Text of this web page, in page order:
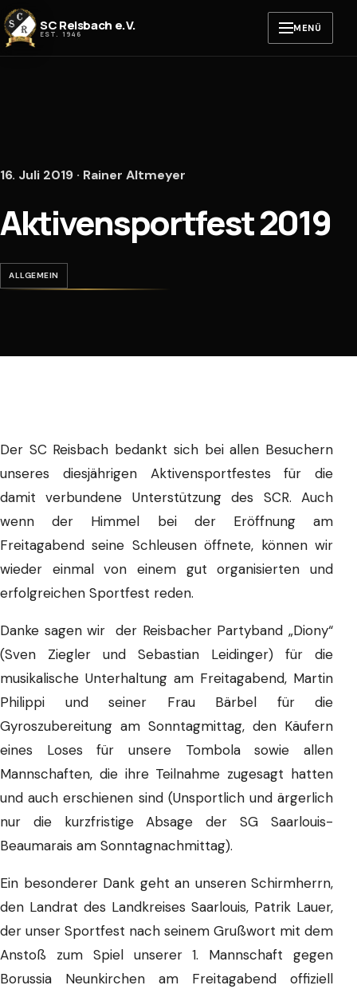
Zum Inhalt springen
SC Reisbach e.V.
EST. 1946 MENÜ
16. Juli 2019 · Rainer Altmeyer
Aktivensportfest 2019
ALLGEMEIN
Der SC Reisbach bedankt sich bei allen Besuchern
unseres diesjährigen Aktivensportfestes für die
damit verbundene Unterstützung des SCR. Auch
wenn der Himmel bei der Eröffnung am
Freitagabend seine Schleusen öffnete, können wir
wieder einmal von einem gut organisierten und
erfolgreichen Sportfest reden.
Danke sagen wir der Reisbacher Partyband „Diony“
(Sven Ziegler und Sebastian Leidinger) für die
musikalische Unterhaltung am Freitagabend, Martin
Philippi und seiner Frau Bärbel für die
Gyroszubereitung am Sonntagmittag, den Käufern
eines Loses für unsere Tombola sowie allen
Mannschaften, die ihre Teilnahme zugesagt hatten
und auch erschienen sind (Unsportlich und ärgerlich
nur die kurzfristige Absage der SG Saarlouis-
Beaumarais am Sonntagnachmittag).
Ein besonderer Dank geht an unseren Schirmherrn,
den Landrat des Landkreises Saarlouis, Patrik Lauer,
der unser Sportfest nach seinem Grußwort mit dem
Anstoß zum Spiel unserer 1. Mannschaft gegen
Borussia Neunkirchen am Freitagabend offiziell